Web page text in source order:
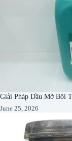
Giải Pháp Dầu Mỡ Bôi
June 25, 2026